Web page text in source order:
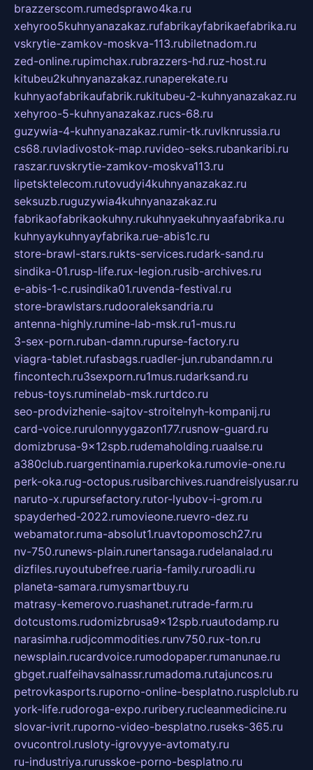
brazzerscom.rumedsprawo4ka.ru
xehyroo5kuhnyanazakaz.rufabrikayfabrikaefabrika.ru
vskrytie-zamkov-moskva-113.rubiletnadom.ru
zed-online.rupimchax.rubrazzers-hd.ruz-host.ru
kitubeu2kuhnyanazakaz.runaperekate.ru
kuhnyaofabrikaufabrik.rukitubeu-2-kuhnyanazakaz.ru
xehyroo-5-kuhnyanazakaz.rucs-68.ru
guzywia-4-kuhnyanazakaz.rumir-tk.ruvlknrussia.ru
cs68.ruvladivostok-map.ruvideo-seks.rubankaribi.ru
raszar.ruvskrytie-zamkov-moskva113.ru
lipetsktelecom.rutovudyi4kuhnyanazakaz.ru
seksuzb.ruguzywia4kuhnyanazakaz.ru
fabrikaofabrikaokuhny.rukuhnyaekuhnyaafabrika.ru
kuhnyaykuhnyayfabrika.rue-abis1c.ru
store-brawl-stars.rukts-services.rudark-sand.ru
sindika-01.rusp-life.rux-legion.rusib-archives.ru
e-abis-1-c.rusindika01.ruvenda-festival.ru
store-brawlstars.rudooraleksandria.ru
antenna-highly.rumine-lab-msk.ru1-mus.ru
3-sex-porn.ruban-damn.rupurse-factory.ru
viagra-tablet.rufasbags.ruadler-jun.rubandamn.ru
fincontech.ru3sexporn.ru1mus.rudarksand.ru
rebus-toys.ruminelab-msk.rurtdco.ru
seo-prodvizhenie-sajtov-stroitelnyh-kompanij.ru
card-voice.rurulonnyygazon177.rusnow-guard.ru
domizbrusa-9x12spb.rudemaholding.ruaalse.ru
a380club.ruargentinamia.ruperkoka.rumovie-one.ru
perk-oka.rug-octopus.rusibarchives.ruandreislyusar.ru
naruto-x.rupursefactory.rutor-lyubov-i-grom.ru
spayderhed-2022.rumovieone.ruevro-dez.ru
webamator.ruma-absolut1.ruavtopomosch27.ru
nv-750.runews-plain.runertansaga.rudelanalad.ru
dizfiles.ruyoutubefree.ruaria-family.ruroadli.ru
planeta-samara.rumysmartbuy.ru
matrasy-kemerovo.ruashanet.rutrade-farm.ru
dotcustoms.rudomizbrusa9x12spb.ruautodamp.ru
narasimha.rudjcommodities.runv750.rux-ton.ru
newsplain.rucardvoice.rumodopaper.rumanunae.ru
gbget.rualfeihavsalnassr.rumadoma.rutajuncos.ru
petrovkasports.ruporno-online-besplatno.rusplclub.ru
york-life.rudoroga-expo.ruribery.rucleanmedicine.ru
slovar-ivrit.ruporno-video-besplatno.ruseks-365.ru
ovucontrol.rusloty-igrovyye-avtomaty.ru
ru-industriya.rurusskoe-porno-besplatno.ru